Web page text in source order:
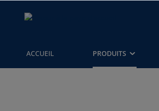
ACCUEIL PRODUITS